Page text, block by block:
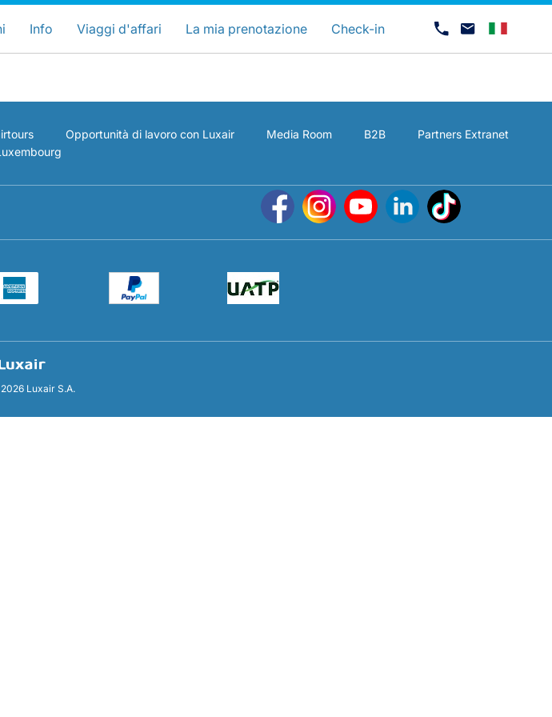
Opportunità di lavoro con Luxair
country and language
Info Viaggi d'affari La mia prenotazione Check-in
Opportunità di lavoro con Luxair Media Room B2B
Partners Extranet
Luxair S.A.